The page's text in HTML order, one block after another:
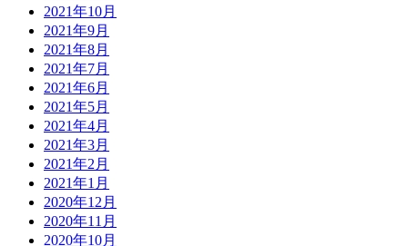
2021年10月
2021年9月
2021年8月
2021年7月
2021年6月
2021年5月
2021年4月
2021年3月
2021年2月
2021年1月
2020年12月
2020年11月
2020年10月